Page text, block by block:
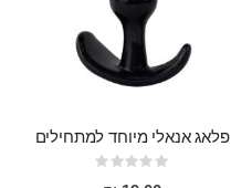
פלאג אנאלי מיוחד למתחילים
Rating:
0%